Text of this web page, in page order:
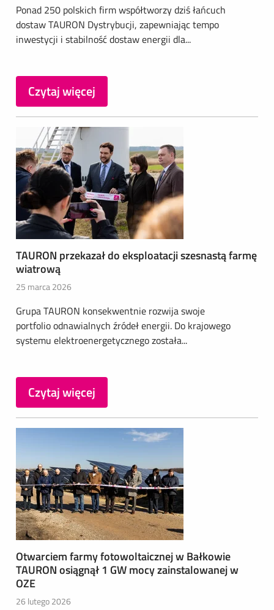
Ponad 250 polskich firm współtworzy dziś łańcuch
dostaw TAURON Dystrybucji, zapewniając tempo
inwestycji i stabilność dostaw energii dla...
Czytaj więcej
TAURON przekazał do eksploatacji szesnastą farmę
wiatrową
25 marca 2026
Grupa TAURON konsekwentnie rozwija swoje
portfolio odnawialnych źródeł energii. Do krajowego
systemu elektroenergetycznego została...
Czytaj więcej
Otwarciem farmy fotowoltaicznej w Bałkowie
TAURON osiągnął 1 GW mocy zainstalowanej w
OZE
26 lutego 2026